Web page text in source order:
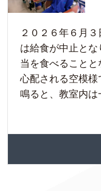
２０２６年６月
は給食が中止と
当を食べること
心配される空模
鳴ると、教室内